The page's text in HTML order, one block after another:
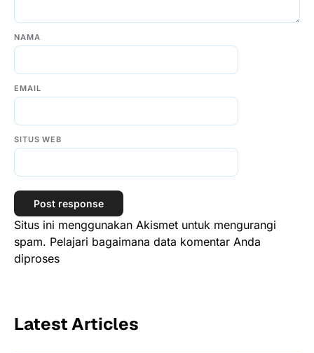
NAMA
EMAIL
SITUS WEB
Situs ini menggunakan Akismet untuk mengurangi
spam. Pelajari bagaimana data komentar Anda
diproses
Latest Articles